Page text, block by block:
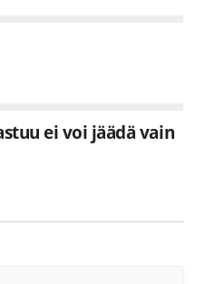
ei voi jäädä vain